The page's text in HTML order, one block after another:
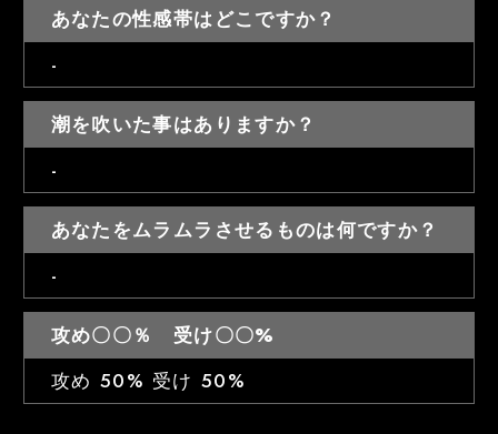
あなたの性感帯はどこですか？
-
潮を吹いた事はありますか？
-
あなたをムラムラさせるものは何ですか？
-
攻め〇〇％ 受け〇〇%
攻め 50% 受け 50%